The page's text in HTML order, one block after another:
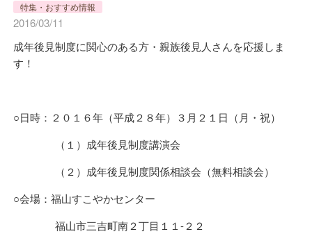
特集・おすすめ情報
2016/03/11
成年後見制度に関心のある方・親族後見人さんを応援しま
す！
○日時：２０１６年（平成２８年）３月２１日（月・祝）
（１）成年後見制度講演会
（２）成年後見制度関係相談会（無料相談会）
○会場：福山すこやかセンター
福山市三吉町南２丁目１１-２２